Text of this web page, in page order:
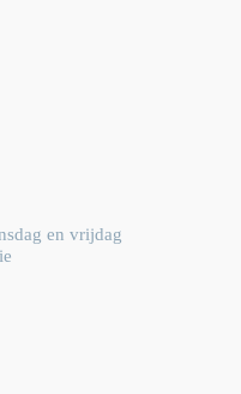
en vrijdag